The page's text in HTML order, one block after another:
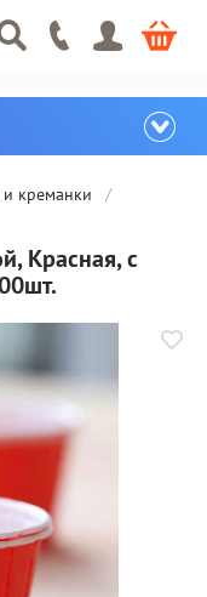
креманки
Красная, с